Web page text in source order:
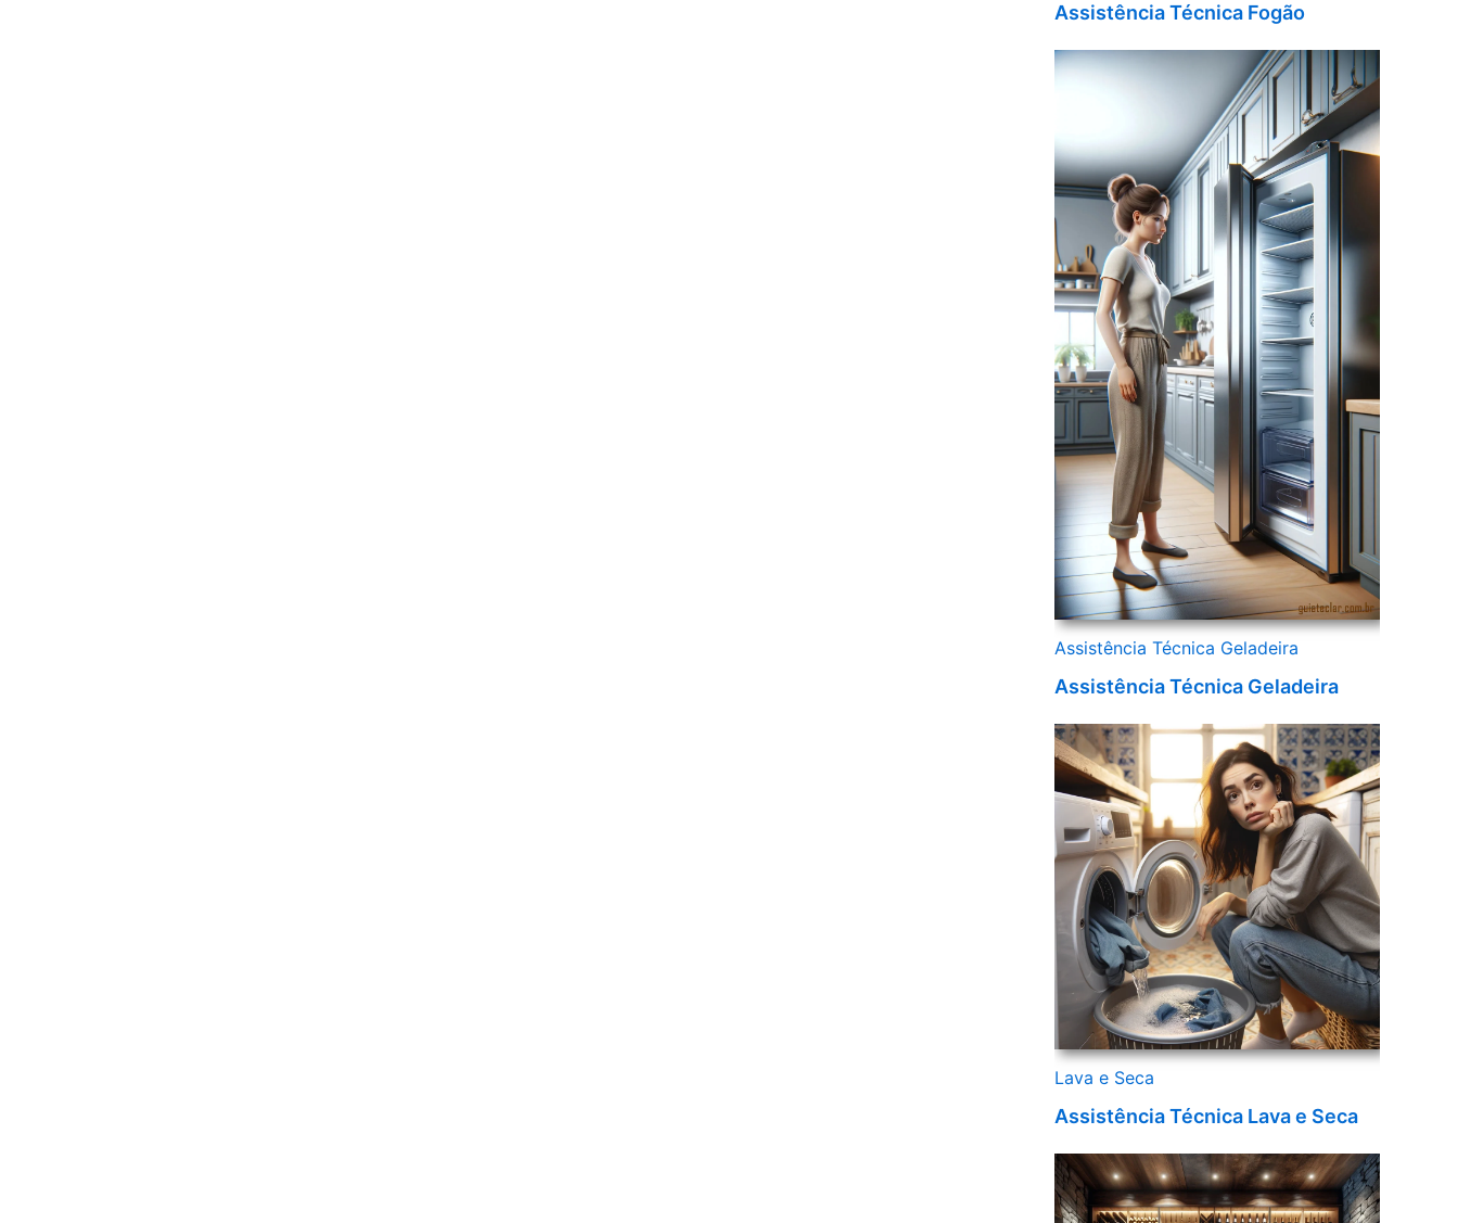
Assistência Técnica Fogão
Assistência Técnica Geladeira
Assistência Técnica Geladeira
Lava e Seca
Assistência Técnica Lava e Seca